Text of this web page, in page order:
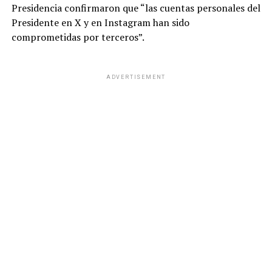
Presidencia confirmaron que “las cuentas personales del
Presidente en X y en Instagram han sido
comprometidas por terceros”.
ADVERTISEMENT